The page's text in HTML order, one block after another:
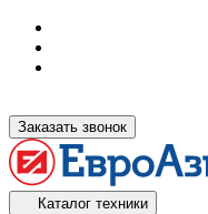
Заказать звонок
Каталог техники